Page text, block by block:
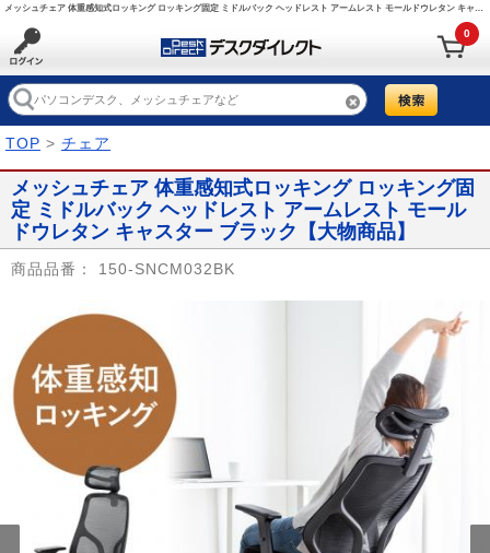
メッシュチェア 体重感知式ロッキング ロッキング固定 ミドルバック ヘッドレスト アームレスト モールドウレタン キャスター ブラック/150-SNCM032BK【デスクダイレクト】
0
TOP > チェア
メッシュチェア 体重感知式ロッキング ロッキング固
定 ミドルバック ヘッドレスト アームレスト モール
ドウレタン キャスター ブラック【大物商品】
商品品番： 150-SNCM032BK